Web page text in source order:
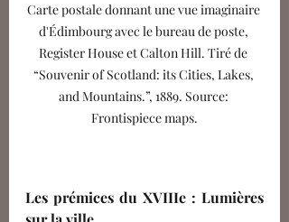
Carte postale donnant une vue imaginaire
d'Édimbourg avec le bureau de poste,
Register House et Calton Hill. Tiré de
“Souvenir of Scotland: its Cities, Lakes,
and Mountains.”, 1889. Source:
Frontispiece maps.
Les prémices du XVIIIe : Lumières